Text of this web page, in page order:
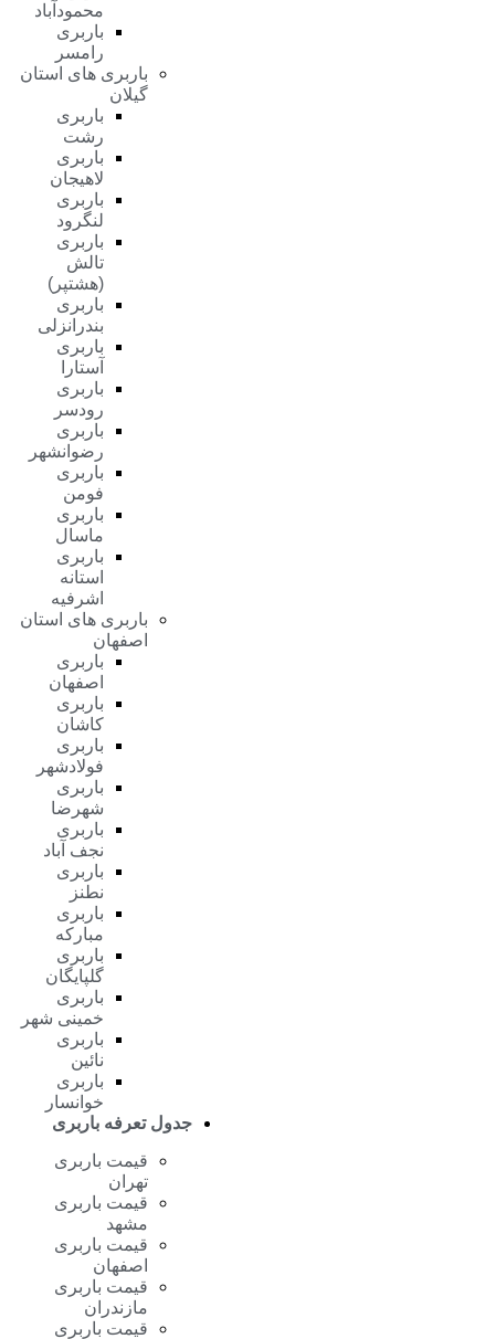
محمودآباد
باربری
رامسر
باربری های استان
گیلان
باربری
رشت
باربری
لاهیجان
باربری
لنگرود
باربری
تالش
(هشتپر)
باربری
بندرانزلی
باربری
آستارا
باربری
رودسر
باربری
رضوانشهر
باربری
فومن
باربری
ماسال
باربری
استانه
اشرفیه
باربری های استان
اصفهان
باربری
اصفهان
باربری
کاشان
باربری
فولادشهر
باربری
شهرضا
باربری
نجف آباد
باربری
نطنز
باربری
مبارکه
باربری
گلپایگان
باربری
خمینی شهر
باربری
نائین
باربری
خوانسار
جدول تعرفه باربری
قیمت باربری
تهران
قیمت باربری
مشهد
قیمت باربری
اصفهان
قیمت باربری
مازندران
قیمت باربری